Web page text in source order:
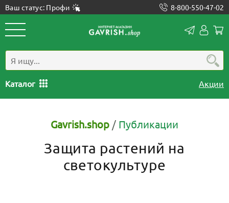
Ваш статус: Профи 8-800-550-47-02
Каталог Акции
Gavrish.shop / Публикации
Защита растений на
светокультуре